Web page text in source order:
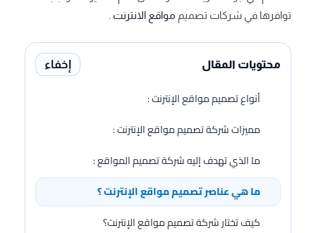
توافرها في شركات تصميم مواقع الانترنت
محتويات المقال إخفاء
أنواع تصميم مواقع الإنترنت :
مميزات شركة تصميم مواقع الإنترنت :
ما الذي تهدف إليه شركة تصميم المواقع :
ما هي عناصر تصميم مواقع الإنترنت ؟
كيف تختار شركة تصميم مواقع الإنترنت؟